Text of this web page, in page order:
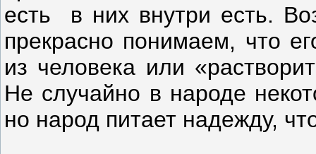
есть в них внутри есть.
прекрасно понимаем, что
из человека или
Не случайно в народе
но народ питает надежду,